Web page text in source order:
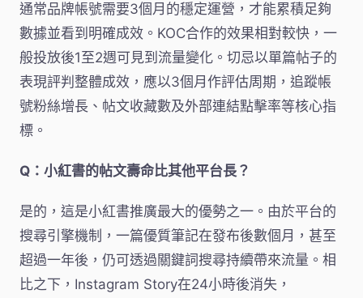
通常品牌帳號需要3個月的穩定運營，才能累積足夠
數據並看到明確成效。KOC合作的效果相對較快，一
般投放後1至2週可見到流量變化。切忌以單篇帖子的
表現評判整體成效，應以3個月作評估周期，追蹤帳
號粉絲增長、帖文收藏數及外部連結點擊率等核心指
標。
Q：小紅書的帖文壽命比其他平台長？
是的，這是小紅書推廣最大的優勢之一。由於平台的
搜尋引擎機制，一篇優質筆記在發布後數個月，甚至
超過一年後，仍可透過關鍵詞搜尋持續帶來流量。相
比之下，Instagram Story在24小時後消失，